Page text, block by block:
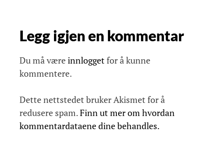
Legg igjen en kommentar
Du må væreinnloggetfor å kunne
kommentere.
Dette nettstedet bruker Akismet for å
redusere spam.Finn ut mer om hvordan
kommentardataene dine behandles.